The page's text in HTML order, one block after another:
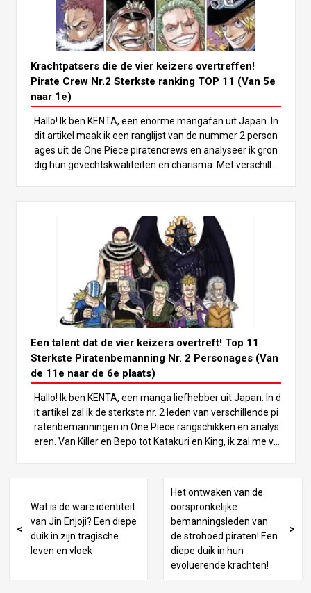
Krachtpatsers die de vier keizers overtreffen!
Pirate Crew Nr.2 Sterkste ranking TOP 11 (Van 5e
naar 1e)
Hallo! Ik ben KENTA, een enorme mangafan uit Japan. In
dit artikel maak ik een ranglijst van de nummer 2 person
ages uit de One Piece piratencrews en analyseer ik gron
dig hun gevechtskwaliteiten en charisma. Met verschille
e” zijn er veel machtige personages, maar de Nr.2 van de
piratenbemanningen vallen vooral op door hun immense
gevechtskwaliteiten. Deze personages evenaren vaak d
e kracht van hun kapitein, die meestal een van de sterkst
e figuren is, zoals de Vier Keizers of de Zeven Krijgshere
n van de Zee, en spelen een vitale rol in de voortgang va
n het verhaal. In dit artikel nemen we een diepe duik in d
e sterkste No.2 personages en rangschikken we de TOP
11. Laten we ieders vechtstijl en eigenschappen analyse
ren om te bepalen wie de sterkste is! Laten we beginnen
met de ranglijsten! Dit wil je niet missen! 5e plaats: Sabo
Sabo, de nummer 2 van het Revolutionaire Leger, staat b
ekend als de gezworen broer van Luffy en Ace. Zijn krac
ht ligt in zijn allround vechtstijl, waarbij hij gebruik maakt
van martial arts, Armament Haki en de krachten van de
Mera Mera no Mi (Flame-Flame Fruit), een Logia-type De
Een talent dat de vier keizers overtreft! Top 11
Sterkste Piratenbemanning Nr. 2 Personages (Van
de 11e naar de 6e plaats)
Hallo! Ik ben KENTA, een manga liefhebber uit Japan. In d
it artikel zal ik de sterkste nr. 2 leden van verschillende pi
ratenbemanningen in One Piece rangschikken en analys
eren. Van Killer en Bepo tot Katakuri en King, ik zal me ve
No. 2 Personages One Piece heeft een verscheidenheid
aan krachtige personages, maar de Nr. 2 leden van pirat
enbemanningen nemen een speciale plaats in. Deze per
sonages bezitten een kracht die vergelijkbaar is met die
Wat is de ware identiteit
van Jin Enjoji? Een diepe
duik in zijn tragische
leven en vloek
Het ontwaken van de
oorspronkelijke
bemanningsleden van
de strohoed piraten! Een
diepe duik in hun
evoluerende krachten!